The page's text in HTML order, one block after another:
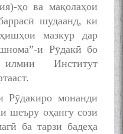
ҳо ва мақолаҳои
шудаанд, ки
мазкур дар
и Рӯдакӣ бо
Институт
Рӯдакиро монанди
шеъру оҳангу сози
ба тарзи бадеҳа